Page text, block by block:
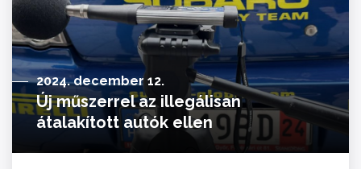
2024. december 12.
Új műszerrel az illegálisan
átalakított autók ellen